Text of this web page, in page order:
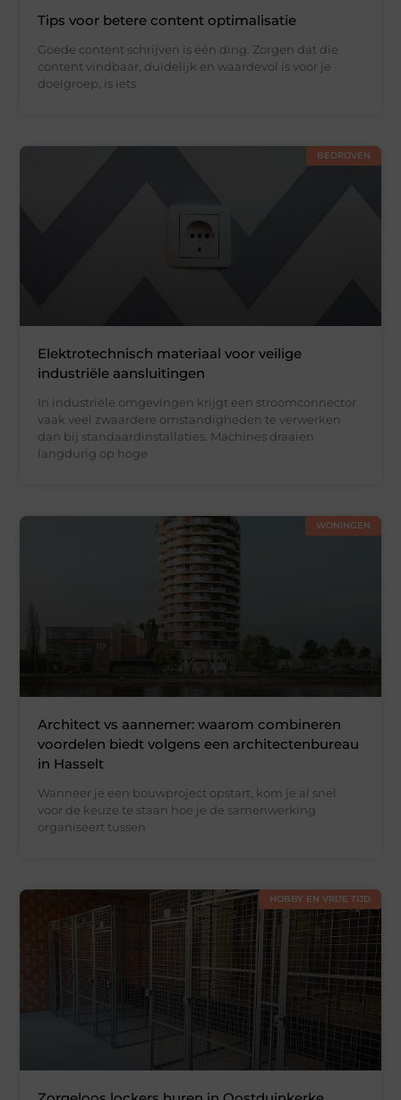
Tips voor betere content optimalisatie
Goede content schrijven is één ding. Zorgen dat die
content vindbaar, duidelijk en waardevol is voor je
doelgroep, is iets
BEDRIJVEN
Elektrotechnisch materiaal voor veilige
industriële aansluitingen
In industriële omgevingen krijgt een stroomconnector
vaak veel zwaardere omstandigheden te verwerken
dan bij standaardinstallaties. Machines draaien
langdurig op hoge
WONINGEN
Architect vs aannemer: waarom combineren
voordelen biedt volgens een architectenbureau
in Hasselt
Wanneer je een bouwproject opstart, kom je al snel
voor de keuze te staan hoe je de samenwerking
organiseert tussen
HOBBY EN VRIJE TIJD